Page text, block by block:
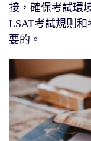
接，確保考試環
LSAT考試規則
要的。